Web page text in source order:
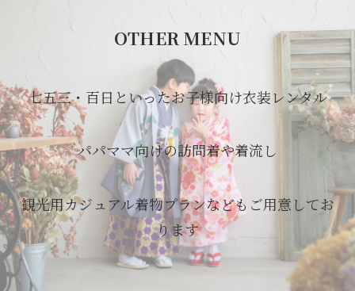
OTHER MENU
七五三・百日といったお子様向け衣装レンタル
パパママ向けの訪問着や着流し
観光用カジュアル着物プランなどもご用意してお
ります